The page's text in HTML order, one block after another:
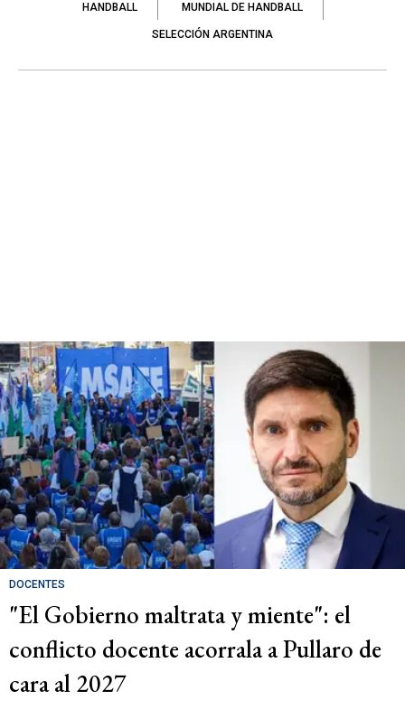
HANDBALL MUNDIAL DE HANDBALL
SELECCIÓN ARGENTINA
DOCENTES
"El Gobierno maltrata y miente": el
conflicto docente acorrala a Pullaro de
cara al 2027